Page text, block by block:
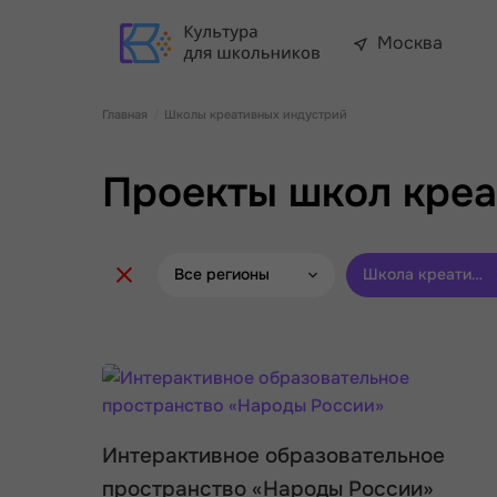
Москва
Главная Школы креативных индустрий
Проекты школ
Все регионы Школа
Интерактивное образовательное
пространство «Народы России»